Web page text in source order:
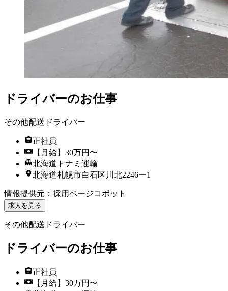
ドライバーのお仕事
その他配送ドライバー
正社員
【月給】30万円〜
北海道トナミ運輸
北海道札幌市白石区川北2246ー1
情報提供元 ： 採用ページコボット
求人を見る
その他配送ドライバー
ドライバーのお仕事
正社員
【月給】30万円〜